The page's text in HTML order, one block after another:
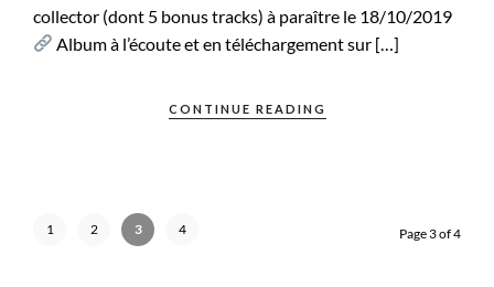
collector (dont 5 bonus tracks) à paraître le 18/10/2019
Album à l’écoute et en téléchargement sur […]
CONTINUE READING
1 2 3 4 Page 3 of 4